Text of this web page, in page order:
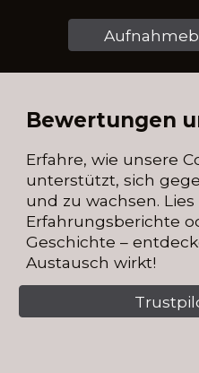
Bewertungen
Erfahre, wie unsere
unterstützt, sich
und zu wachsen.
Erfahrungsberichte
Geschichte –
Austausch wirkt!